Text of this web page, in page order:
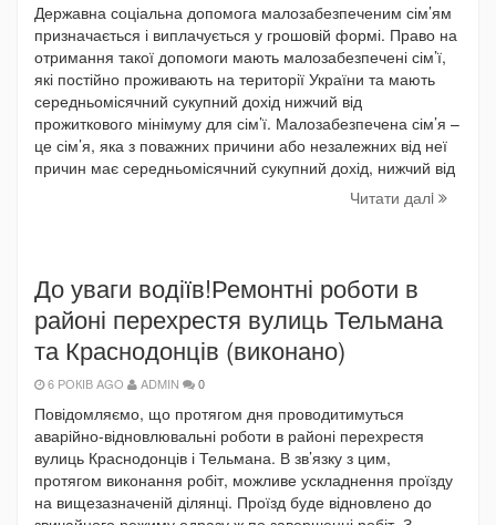
Державна соціальна допомога малозабезпеченим сім’ям
призначається і виплачується у грошовій формі. Право на
отримання такої допомоги мають малозабезпечені сім’ї,
які постійно проживають на території України та мають
середньомісячний сукупний дохід нижчий від
прожиткового мінімуму для сім’ї. Малозабезпечена сім’я –
це сім’я, яка з поважних причини або незалежних від неї
причин має середньомісячний сукупний дохід, нижчий від
Читати далi
До уваги водіїв!Ремонтні роботи в
районі перехрестя вулиць Тельмана
та Краснодонців (виконано)
6 РОКІВ AGO ADMIN 0
Повідомляємо, що протягом дня проводитимуться
аварійно-відновлювальні роботи в районі перехрестя
вулиць Краснодонців і Тельмана. В зв’язку з цим,
протягом виконання робіт, можливе ускладнення проїзду
на вищезазначеній ділянці. Проїзд буде відновлено до